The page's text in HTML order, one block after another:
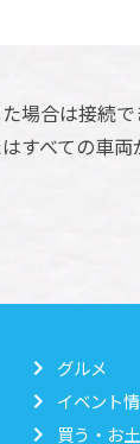
場合は接続で
べての車両
グルメ
イベント
買う・お